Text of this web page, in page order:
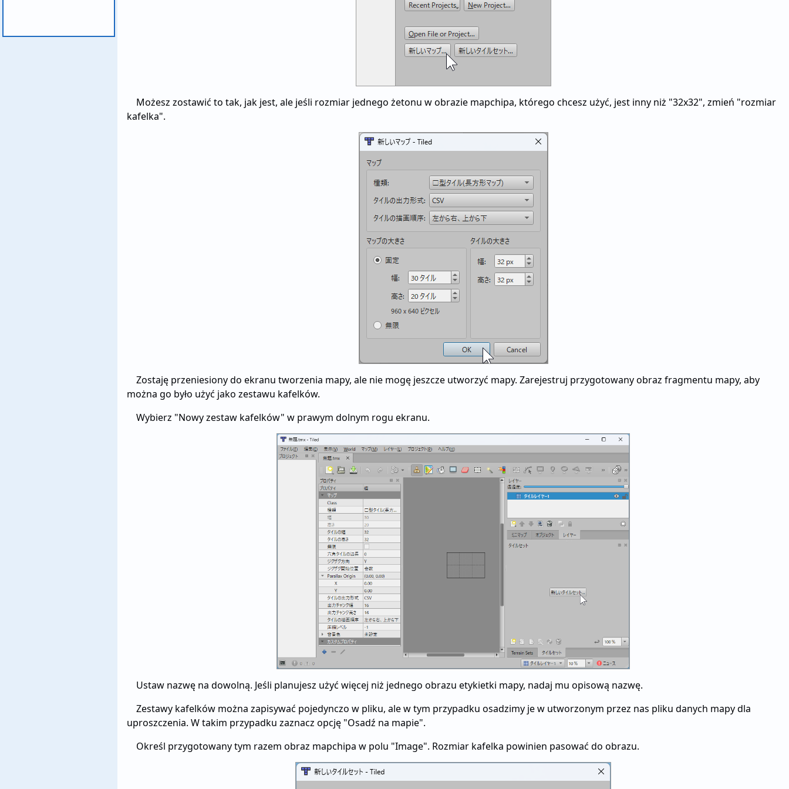
Możesz zostawić to tak, jak jest, ale jeśli rozmiar jednego żetonu w obrazie mapchipa, którego chcesz użyć, jest inny niż "32x32", zmień "rozmiar
kafelka".
Zostaję przeniesiony do ekranu tworzenia mapy, ale nie mogę jeszcze utworzyć mapy. Zarejestruj przygotowany obraz fragmentu mapy, aby
można go było użyć jako zestawu kafelków.
Wybierz "Nowy zestaw kafelków" w prawym dolnym rogu ekranu.
Ustaw nazwę na dowolną. Jeśli planujesz użyć więcej niż jednego obrazu etykietki mapy, nadaj mu opisową nazwę.
Zestawy kafelków można zapisywać pojedynczo w pliku, ale w tym przypadku osadzimy je w utworzonym przez nas pliku danych mapy dla
uproszczenia. W takim przypadku zaznacz opcję "Osadź na mapie".
Określ przygotowany tym razem obraz mapchipa w polu "Image". Rozmiar kafelka powinien pasować do obrazu.